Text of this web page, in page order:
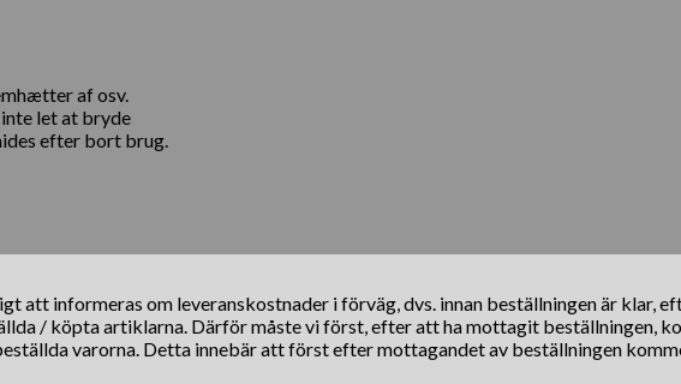
af osv.
let at bryde
efter bort brug.
att informeras om leveranskostnader i förväg, dvs. innan beställningen är klar,
/ köpta artiklarna. Därför måste vi först, efter att ha mottagit beställningen,
varorna. Detta innebär att först efter mottagandet av beställningen